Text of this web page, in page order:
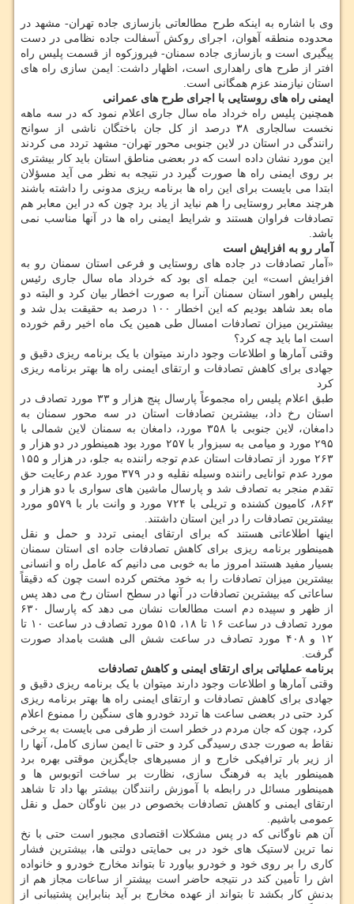
وی با اشاره به اینکه طرح مطالعاتی بازسازی جاده تهران- مشهد در
محدوده منطقه آهوان، اجرای روکش آسفالت جاده نظامی در دست
پیگیری است و بازسازی جاده سمنان- فیروزکوه از قسمت پلیس راه
افتر از طرح های راهداری است، اظهار داشت: ایمن سازی راه های
استان نیازمند عزم همگانی است.
ایمنی راه های روستایی با اجرای طرح های عمرانی
همچنین پلیس راه خرداد ماه سال جاری اعلام نمود که در سه ماهه
نخست سالجاری ۳۸ درصد از کل جان باختگان ناشی از سوانح
رانندگی در استان در لاین جنوبی محور تهران- مشهد تردد می کردند
این مورد نشان داده است که در بعضی مناطق استان باید کار بیشتری
بر روی ایمنی راه ها صورت گیرد در نتیجه به نظر می آید مسؤلان
ابتدا می بایست برای این راه ها برنامه ریزی مدونی را داشته باشند
هرچند معابر روستایی را هم نباید از یاد برد چون که در این معابر هم
تصادفات فراوان هستند و شرایط ایمنی راه ها در آنها مناسب نمی
باشد.
آمار رو به افزایش است
«آمار تصادفات در جاده های روستایی و فرعی استان سمنان رو به
افزایش است» این جمله ای بود که خرداد ماه سال جاری رئیس
پلیس راهور استان سمنان آنرا به صورت اخطار بیان کرد و البته دو
ماه بعد شاهد بودیم که این اخطار ۱۰۰ درصد به حقیقت بدل شد و
بیشترین میزان تصادفات امسال طی همین یک ماه اخیر رقم خورده
است اما باید چه کرد؟
وقتی آمارها و اطلاعات وجود دارند میتوان با یک برنامه ریزی دقیق و
جهادی برای کاهش تصادفات و ارتقای ایمنی راه ها بهتر برنامه ریزی
کرد
طبق اعلام پلیس راه مجموعاً پارسال پنج هزار و ۳۳ مورد تصادف در
استان رخ داد، بیشترین تصادفات استان در سه محور سمنان به
دامغان، لاین جنوبی با ۳۵۸ مورد، دامغان به سمنان لاین شمالی با
۲۹۵ مورد و میامی به سبزوار با ۲۵۷ مورد بود همینطور در دو هزار و
۲۶۳ مورد از تصادفات استان عدم توجه راننده به جلو، در هزار و ۱۵۵
مورد عدم توانایی راننده وسیله نقلیه و در ۳۷۹ مورد عدم رعایت حق
تقدم منجر به تصادف شد و پارسال ماشین های سواری با دو هزار و
۸۶۳، کامیون کشنده و تریلی با ۷۲۴ مورد و وانت بار با ۵۷۹و مورد
بیشترین تصادفات را در این استان داشتند.
اینها اطلاعاتی هستند که برای ارتقای ایمنی تردد و حمل و نقل
همینطور برنامه ریزی برای کاهش تصادفات جاده ای استان سمنان
بسیار مفید هستند امروز ما به خوبی می دانیم که عامل راه و انسانی
بیشترین میزان تصادفات را به خود مختص کرده است چون که دقیقاً
ساعاتی که بیشترین تصادفات در آنها در سطح استان رخ می دهد پس
از ظهر و سپیده دم است مطالعات نشان می دهد که پارسال ۶۳۰
مورد تصادف در ساعت ۱۶ تا ۱۸، ۵۱۵ مورد تصادف در ساعت ۱۰ تا
۱۲ و ۴۰۸ مورد تصادف در ساعت شش الی هشت بامداد صورت
گرفت.
برنامه عملیاتی برای ارتقای ایمنی و کاهش تصادفات
وقتی آمارها و اطلاعات وجود دارند میتوان با یک برنامه ریزی دقیق و
جهادی برای کاهش تصادفات و ارتقای ایمنی راه ها بهتر برنامه ریزی
کرد حتی در بعضی ساعت ها تردد خودرو های سنگین را ممنوع اعلام
کرد، چون که جان مردم در خطر است از طرفی می بایست به برخی
نقاط به صورت جدی رسیدگی کرد و حتی تا ایمن سازی کامل، آنها را
از زیر بار ترافیکی خارج و از مسیرهای جایگزین موقتی بهره برد
همینطور باید به فرهنگ سازی، نظارت بر ساخت اتوبوس ها و
همینطور مسائل در رابطه با آموزش رانندگان بیشتر بها داد تا شاهد
ارتقای ایمنی و کاهش تصادفات بخصوص در بین ناوگان حمل و نقل
عمومی باشیم.
آن هم ناوگانی که در پس مشکلات اقتصادی مجبور است حتی با نخ
نما ترین لاستیک های خود در بی حمایتی دولتی ها، بیشترین فشار
کاری را بر روی خود و خودرو بیاورد تا بتواند مخارج خودرو و خانواده
اش را تأمین کند در نتیجه حاضر است بیشتر از ساعات مجاز هم از
بدنش کار بکشد تا بتواند از عهده مخارج بر آید بنابراین پشتیبانی از